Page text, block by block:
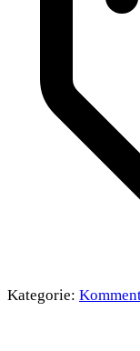
Kategorie: